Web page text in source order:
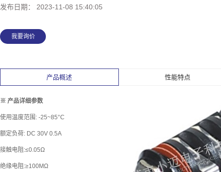
发布日期：
2023-11-08 15:40:05
我要询价
产品概述 性能特点
※ 产品详细参数
使用温度范围: -25~85°C
额定负荷: DC 30V 0.5A
接触电阻:≤0.05Ω
绝缘电阻:≥100MΩ